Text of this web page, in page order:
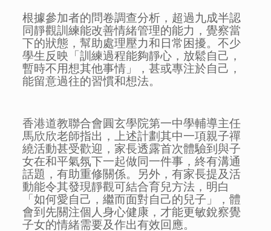
根據參加者的問卷調查分析，超過九成半認
同靜觀訓練能改善情緒管理的能力，覺察當
下的狀態，幫助處理壓力和日常困擾。不少
學生反映「訓練過程能夠靜心，放鬆自己，
暫時不用想其他事情」，甚或專注於自己，
能留意過往的習慣和想法。
香港道教聯合會圓玄學院第一中學輔導主任
馬欣欣老師指出，上述計劃其中一項親子禪
繞活動甚受歡迎，家長透露首次體驗到與子
女在和平氣氛下一起做同一件事，終有溝通
話題，有助重修關係。另外，有家長提及活
動能令其發現靜觀可結合育兒方法，明白
「如何愛自己，繼而面對自己的兒子」，體
會到先關注個人身心健康，才能更敏銳察覺
子女的情緒需要及作出有效回應。